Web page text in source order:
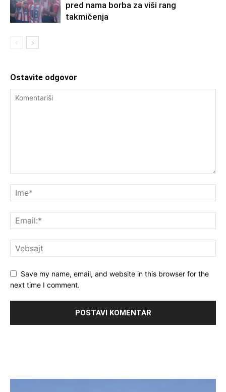
pred nama borba za viši rang
takmičenja
Ostavite odgovor
Save my name, email, and website in this browser for the
next time I comment.